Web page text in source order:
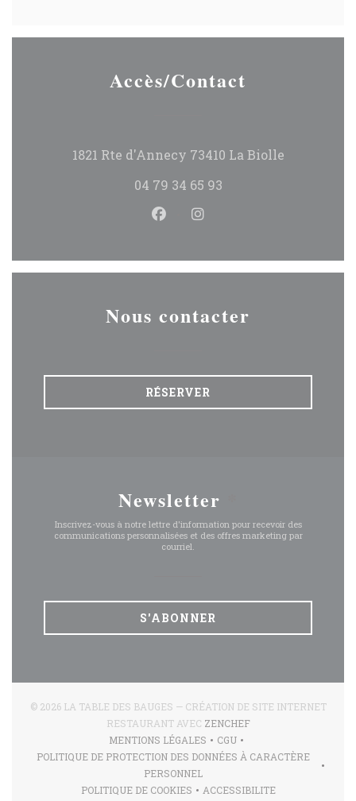
Accès/Contact
1821 Rte d'Annecy 73410 La Biolle((ouvre
04 79 34 65 93
Facebook ((ouvre une
Instagram ((ouvre
Nous contacter
RÉSERVER
Newsletter
Inscrivez-vous à notre lettre d'information pour recevoir des
communications personnalisées et des offres marketing par
courriel.
S'ABONNER
© 2026 LA TABLE DES BAUGES — CRÉATION DE SITE INTERNET
RESTAURANT AVEC ZENCHEF((OUVRE UNE
MENTIONS LÉGALES
((OUVRE UNE NOUVELLE FENÊTRE))
CGU
((OUVRE UNE NOUVELLE
POLITIQUE DE PROTECTION DES DONNÉES À CARACTÈRE
PERSONNEL((OUVRE UNE NOUVELLE FENÊTRE))
POLITIQUE DE COOKIES
((OUVRE UNE NOUVELLE FENÊTRE))
ACCESSIBILITE
((OUVRE UNE